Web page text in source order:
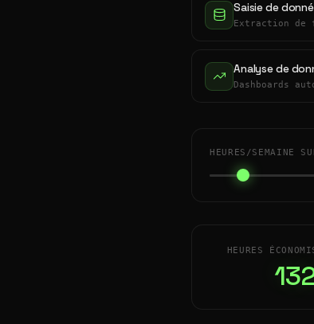
Saisie de
Extraction de
Analyse de
Dashboards
HEURES/SEMAINE
HEURES